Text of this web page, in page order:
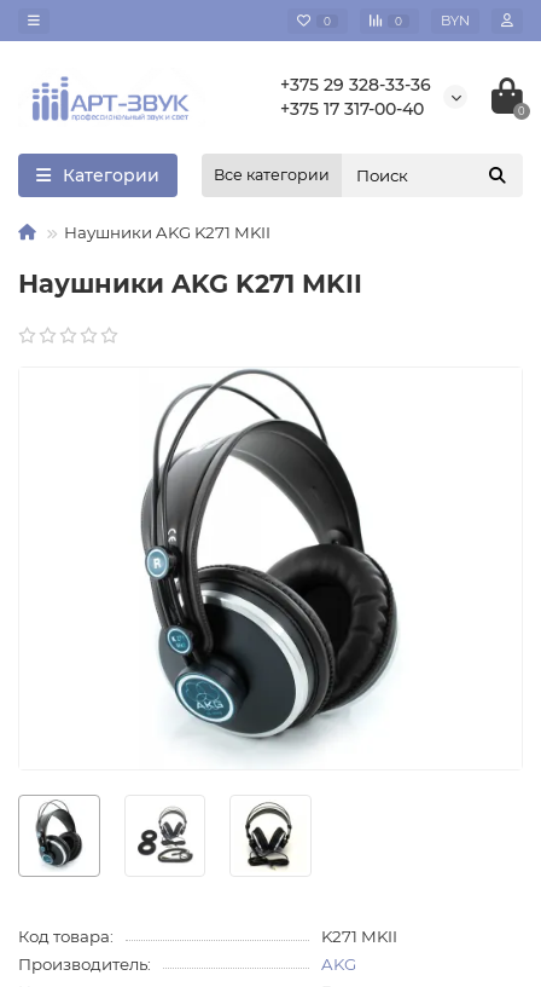
0 0 BYN
+375 29 328-33-36
+375 17 317-00-40
0
Категории Все категории
Наушники AKG K271 MKII
Наушники AKG K271 MKII
Код товара:
K271 MKII
Производитель:
AKG